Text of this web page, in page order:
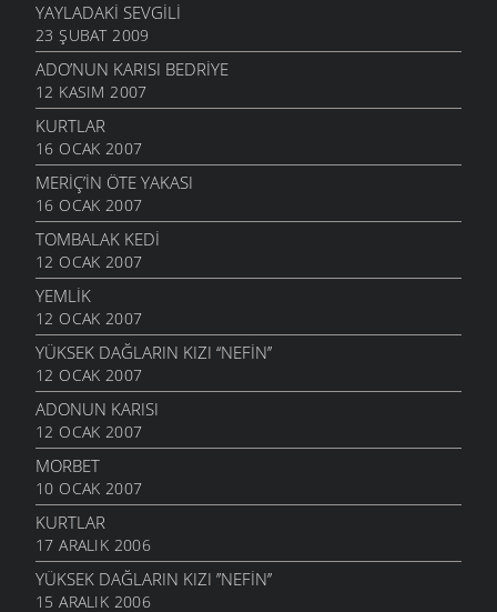
YAYLADAKI SEVGILI
23 ŞUBAT 2009
ADO’NUN KARISI BEDRIYE
12 KASIM 2007
KURTLAR
16 OCAK 2007
MERİÇ’İN ÖTE YAKASI
16 OCAK 2007
TOMBALAK KEDİ
12 OCAK 2007
YEMLİK
12 OCAK 2007
YÜKSEK DAĞLARIN KIZI ‘‘NEFİN’’
12 OCAK 2007
ADONUN KARISI
12 OCAK 2007
MORBET
10 OCAK 2007
KURTLAR
17 ARALIK 2006
YÜKSEK DAĞLARIN KIZI ’’NEFIN’’
15 ARALIK 2006